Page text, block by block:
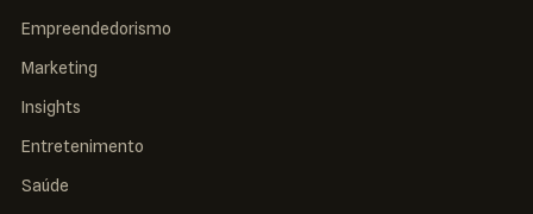
Empreendedorismo
Marketing
Insights
Entretenimento
Saúde